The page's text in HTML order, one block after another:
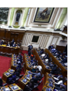
los proyectos de
07305, 7633 y
financieras de
facilitando el
y compras
aprobado en
votación en la